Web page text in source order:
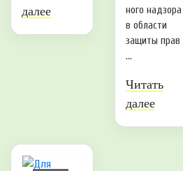
далее
ного надзора
в области
защиты прав
...
Читать
далее